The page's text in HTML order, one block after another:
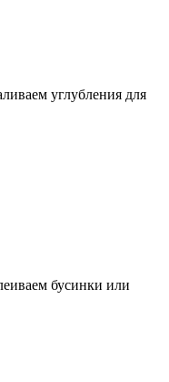
углубления для
бусинки или